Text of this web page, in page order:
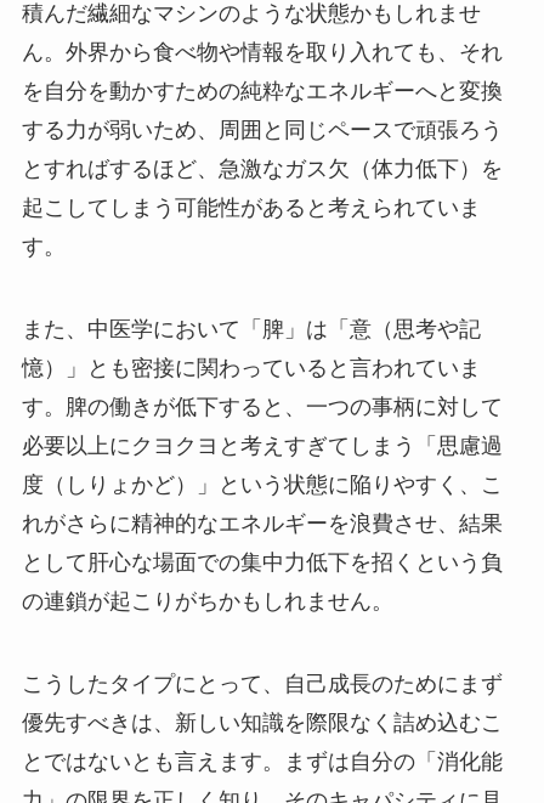
積んだ繊細なマシンのような状態かもしれませ
ん。外界から食べ物や情報を取り入れても、それ
を自分を動かすための純粋なエネルギーへと変換
する力が弱いため、周囲と同じペースで頑張ろう
とすればするほど、急激なガス欠（体力低下）を
起こしてしまう可能性があると考えられていま
す。
また、中医学において「脾」は「意（思考や記
憶）」とも密接に関わっていると言われていま
す。脾の働きが低下すると、一つの事柄に対して
必要以上にクヨクヨと考えすぎてしまう「思慮過
度（しりょかど）」という状態に陥りやすく、こ
れがさらに精神的なエネルギーを浪費させ、結果
として肝心な場面での集中力低下を招くという負
の連鎖が起こりがちかもしれません。
こうしたタイプにとって、自己成長のためにまず
優先すべきは、新しい知識を際限なく詰め込むこ
とではないとも言えます。まずは自分の「消化能